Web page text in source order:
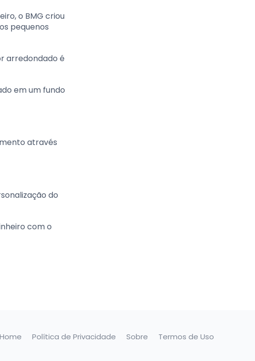
o BMG criou
pequenos
arredondado é
em um fundo
através
do
com o
Home Política de Privacidade Sobre Termos de Uso